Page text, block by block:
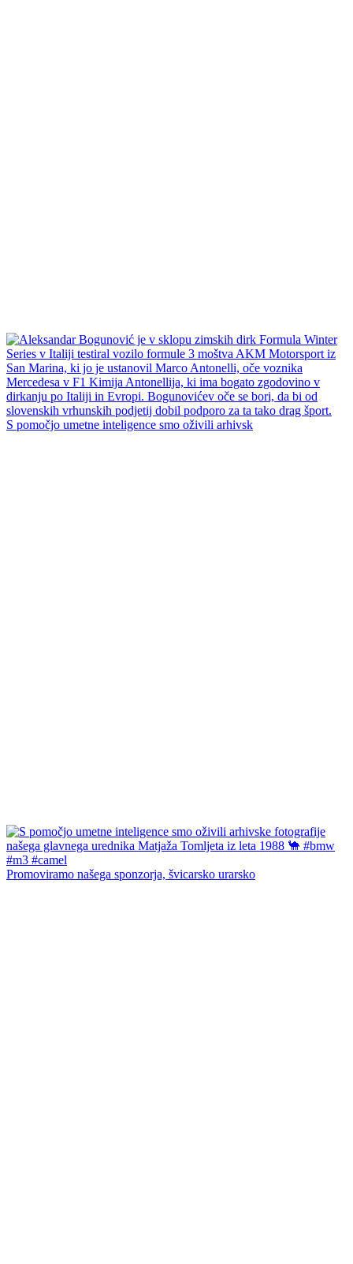
S pomočjo umetne inteligence smo oživili arhivsk
Promoviramo našega sponzorja, švicarsko urarsko